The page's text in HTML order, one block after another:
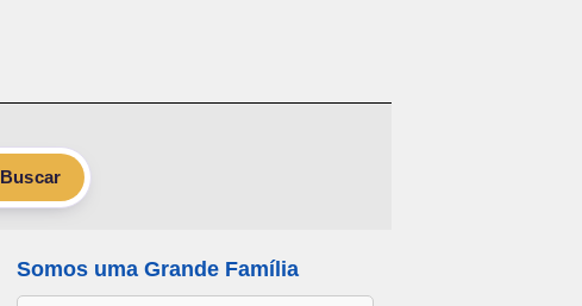
Buscar
Somos uma Grande Família